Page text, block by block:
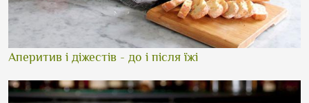
Аперитив і діжестів - до і після їжі